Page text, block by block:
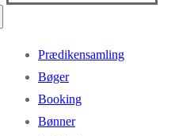
Prædikensamling
Bøger
Booking
Bønner